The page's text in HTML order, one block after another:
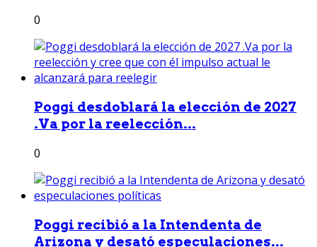
0
Poggi desdoblará la elección de 2027
.Va por la reelección...
0
Poggi recibió a la Intendenta de
Arizona y desató especulaciones...